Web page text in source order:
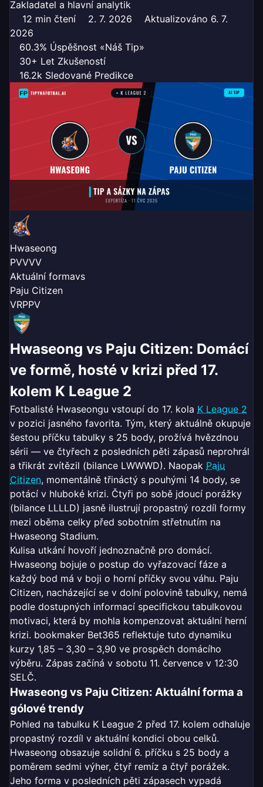
Zakladatel a hlavní analytik
12 min čtení
2. 7. 2026
Aktualizováno 6. 7.
2026
60.3% Úspěšnost «Náš Tip»
30+ Let Zkušeností
16.2k Sledované Predikce
Hwaseong
PVVVV
Aktuální formavs
Paju Citizen
VRPPV
Hwaseong vs Paju Citizen: Domácí
ve formě, hosté v krizi před 17.
kolem K League 2
Fotbalisté Hwaseongu vstoupí do 17. kola K League 2
v pozici jasného favorita. Tým, který aktuálně okupuje
šestou příčku tabulky s 25 body, prožívá hvězdnou
sérii — ve čtyřech z posledních pěti zápasů neprohrál
a třikrát zvítězil (bilance LWWWD). Naopak Paju
Citizen, momentálně třináctý s pouhými 14 body, se
potácí v hluboké krizi. Čtyři po sobě jdoucí porážky
(bilance LLLLD) jasně ilustrují propastný rozdíl formy
mezi oběma celky před sobotním střetnutím na
Hwaseong Stadium.
Kulisa utkání hovoří jednoznačně pro domácí.
Hwaseong bojuje o postup do vyřazovací fáze a
každý bod má v boji o horní příčky svou váhu. Paju
Citizen, nacházející se v dolní polovině tabulky, nemá
podle dostupných informací specifickou tabulkovou
motivaci, která by mohla kompenzovat aktuální herní
krizi. bookmaker Bet365 reflektuje tuto dynamiku
kurzy 1,85 – 3,30 – 3,90 ve prospěch domácího
výběru. Zápas začíná v sobotu 11. července v 12:30
SELČ.
Hwaseong vs Paju Citizen: Aktuální forma a
gólové trendy
Pohled na tabulku K League 2 před 17. kolem odhaluje
propastný rozdíl v aktuální kondici obou celků.
Hwaseong obsazuje solidní 6. příčku s 25 body a
poměrem sedmi výher, čtyř remíz a čtyř porážek.
Jeho forma v posledních pěti zápasech vypadá